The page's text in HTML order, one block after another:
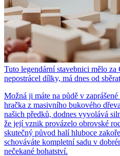
Tuto legendární stavebnici mělo
nepostrácel dílky, má dnes od
Možná ji máte na půdě v
hračka z masivního bukového
našich předků, dodnes vyvolává
že její vznik provázelo obrovské
skutečný původ halí hluboce
schováváte kompletní sadu v
nečekané bohatství.